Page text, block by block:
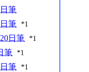
筆
筆 *1
日筆 *1
筆 *1
筆 *1